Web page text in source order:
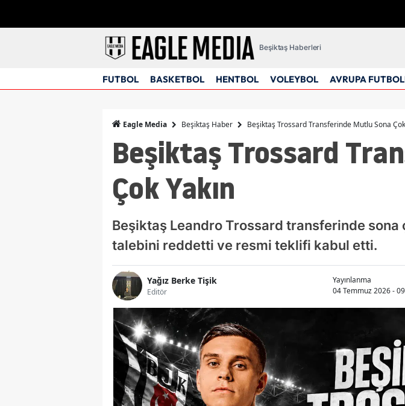
Beşiktaş Haberleri
FUTBOL BASKETBOL HENTBOL VOLEYBOL AVRUPA
Eagle Media Beşiktaş Haber Beşiktaş Trossard Transferinde Mutlu Sona Çok
Beşiktaş Trossard
Çok Yakın
Beşiktaş Leandro Trossard transferinde sona
talebini reddetti ve resmi teklifi kabul etti.
Yağız Berke Tişik
Editör
Yayınlanma
04 Temmuz 2026 -